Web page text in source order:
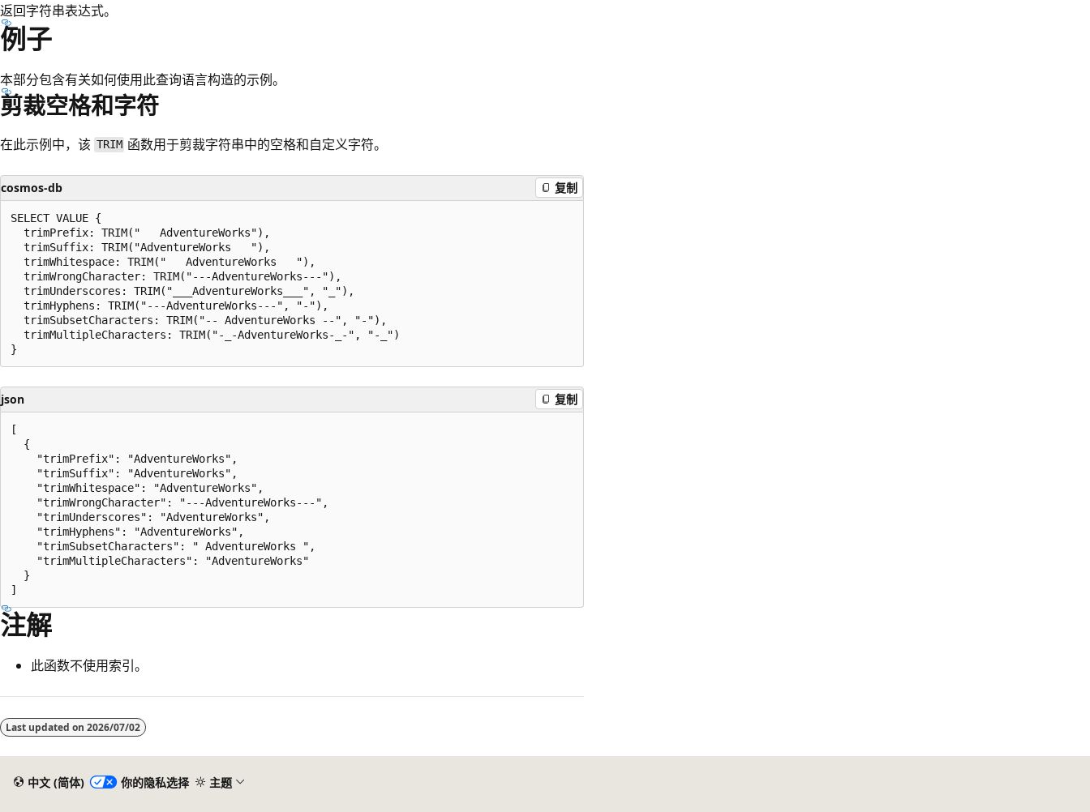
返回字符串表达式。
例子
本部分包含有关如何使用此查询语言构造的示例。
剪裁空格和字符
在此示例中，该 TRIM 函数用于剪裁字符串中的空格和自定义字符。
cosmos-db 复制
SELECT VALUE {
  trimPrefix: TRIM("   AdventureWorks"),
  trimSuffix: TRIM("AdventureWorks   "),
  trimWhitespace: TRIM("   AdventureWorks   "),
  trimWrongCharacter: TRIM("---AdventureWorks---"),
  trimUnderscores: TRIM("___AdventureWorks___", "_"),
  trimHyphens: TRIM("---AdventureWorks---", "-"),
  trimSubsetCharacters: TRIM("-- AdventureWorks --", "-"),
  trimMultipleCharacters: TRIM("-_-AdventureWorks-_-", "-_")
json 复制
[
  {
    "trimPrefix": "AdventureWorks",
    "trimSuffix": "AdventureWorks",
    "trimWhitespace": "AdventureWorks",
    "trimWrongCharacter": "---AdventureWorks---",
    "trimUnderscores": "AdventureWorks",
    "trimHyphens": "AdventureWorks",
    "trimSubsetCharacters": " AdventureWorks ",
    "trimMultipleCharacters": "AdventureWorks"
  }
注解
此函数不使用索引。
阅
读Last updated on 2026/07/02
中文 (简体) 你的隐私选择 主题